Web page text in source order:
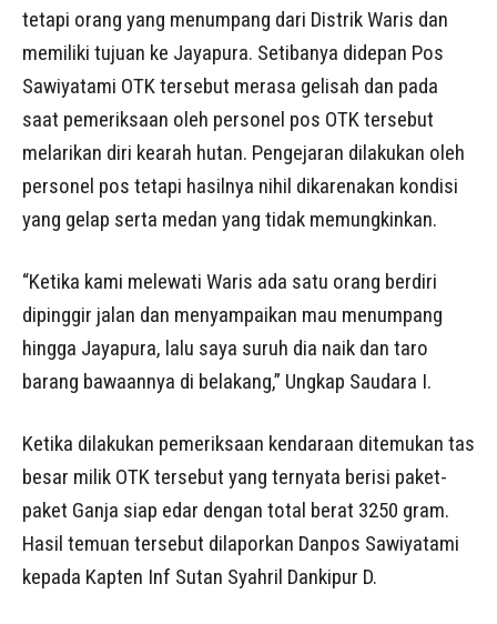
tetapi orang yang menumpang dari Distrik Waris dan
memiliki tujuan ke Jayapura. Setibanya didepan Pos
Sawiyatami OTK tersebut merasa gelisah dan pada
saat pemeriksaan oleh personel pos OTK tersebut
melarikan diri kearah hutan. Pengejaran dilakukan oleh
personel pos tetapi hasilnya nihil dikarenakan kondisi
yang gelap serta medan yang tidak memungkinkan.
“Ketika kami melewati Waris ada satu orang berdiri
dipinggir jalan dan menyampaikan mau menumpang
hingga Jayapura, lalu saya suruh dia naik dan taro
barang bawaannya di belakang,” Ungkap Saudara I.
Ketika dilakukan pemeriksaan kendaraan ditemukan tas
besar milik OTK tersebut yang ternyata berisi paket-
paket Ganja siap edar dengan total berat 3250 gram.
Hasil temuan tersebut dilaporkan Danpos Sawiyatami
kepada Kapten Inf Sutan Syahril Dankipur D.